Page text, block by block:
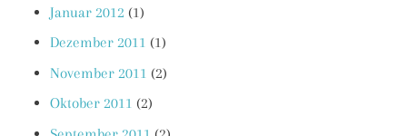
Januar 2012 (1)
Dezember 2011 (1)
November 2011 (2)
Oktober 2011 (2)